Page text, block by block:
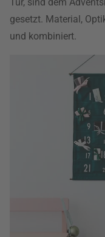
gesetzt. Material,
und kombiniert.